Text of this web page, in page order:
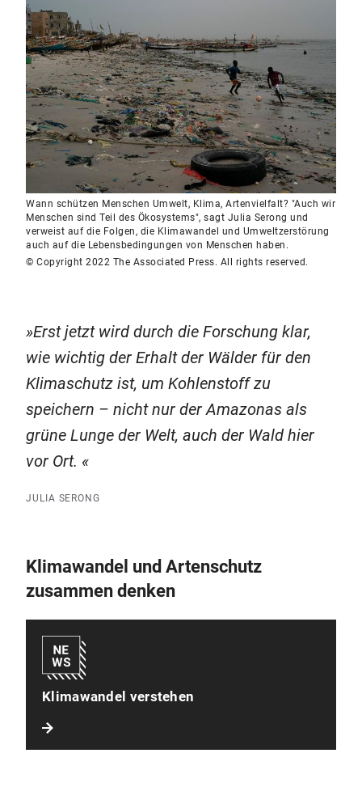
Wann schützen Menschen Umwelt, Klima, Artenvielfalt? "Auch wir
Menschen sind Teil des Ökosystems", sagt Julia Serong und
verweist auf die Folgen, die Klimawandel und Umweltzerstörung
auch auf die Lebensbedingungen von Menschen haben.
© Copyright 2022 The Associated Press. All rights reserved.
Erst jetzt wird durch die Forschung klar,
wie wichtig der Erhalt der Wälder für den
Klimaschutz ist, um Kohlenstoff zu
speichern – nicht nur der Amazonas als
grüne Lunge der Welt, auch der Wald hier
vor Ort.
JULIA SERONG
Klimawandel und Artenschutz
zusammen denken
Klimawandel verstehen